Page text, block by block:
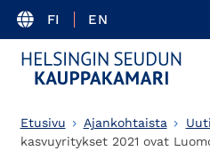
FI EN
Etusivu Ajankohtaista
kasvuyritykset 2021 ovat